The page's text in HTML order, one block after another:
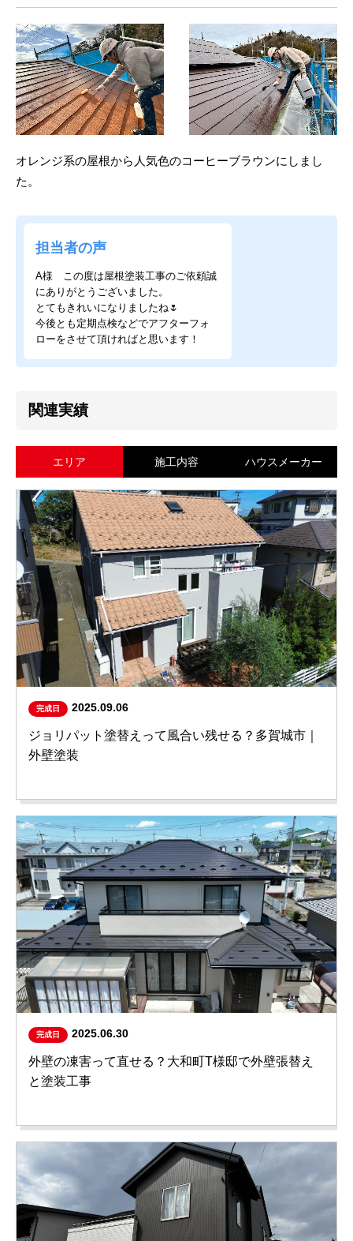
オレンジ系の屋根から人気色のコーヒーブラウンにしまし
た。
担当者の声
A様 この度は屋根塗装工事のご依頼誠
にありがとうございました。
とてもきれいになりましたね🌷
今後とも定期点検などでアフターフォ
ローをさせて頂ければと思います！
関連実績
エリア 施工内容 ハウスメーカー
完成日 2025.09.06
ジョリパット塗替えって風合い残せる？多賀城市｜
外壁塗装
完成日 2025.06.30
外壁の凍害って直せる？大和町T様邸で外壁張替え
と塗装工事